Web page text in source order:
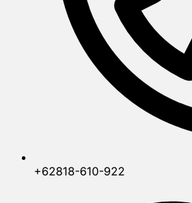
+62818-610-922